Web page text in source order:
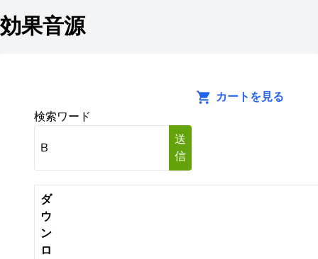
効果音源
カートを見る
検索ワード
送
信
ダ
ウ
ン
ロ